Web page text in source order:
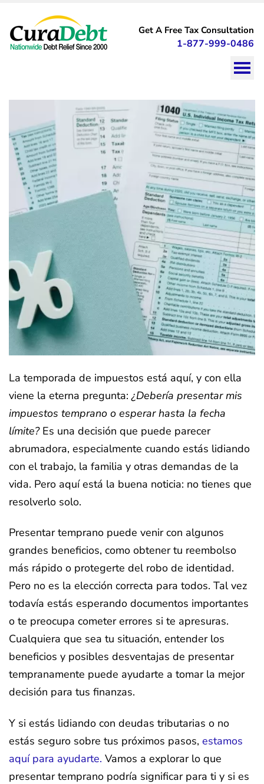
debt
relief
Get A Free Tax Consultation
1-877-999-0486
La temporada de impuestos está aquí, y con ella
viene la eterna pregunta: ¿Debería presentar mis
impuestos temprano o esperar hasta la fecha
límite?Es una decisión que puede parecer
abrumadora, especialmente cuando estás lidiando
con el trabajo, la familia y otras demandas de la
vida. Pero aquí está la buena noticia: no tienes que
resolverlo solo.
Presentar temprano puede venir con algunos
grandes beneficios, como obtener tu reembolso
más rápido o protegerte del robo de identidad.
Pero no es la elección correcta para todos. Tal vez
todavía estás esperando documentos importantes
o te preocupa cometer errores si te apresuras.
Cualquiera que sea tu situación, entender los
beneficios y posibles desventajas de presentar
tempranamente puede ayudarte a tomar la mejor
decisión para tus finanzas.
Y si estás lidiando con deudas tributarias o no
estás seguro sobre tus próximos pasos, estamos
aquí para ayudarte. Vamos a explorar lo que
presentar temprano podría significar para ti y si es